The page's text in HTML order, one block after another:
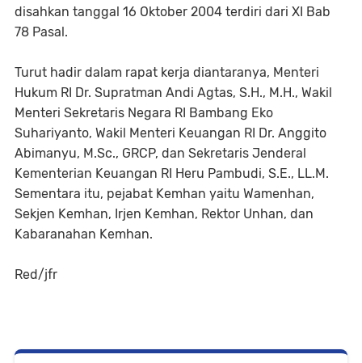
disahkan tanggal 16 Oktober 2004 terdiri dari XI Bab
78 Pasal.
Turut hadir dalam rapat kerja diantaranya, Menteri
Hukum RI Dr. Supratman Andi Agtas, S.H., M.H., Wakil
Menteri Sekretaris Negara RI Bambang Eko
Suhariyanto, Wakil Menteri Keuangan RI Dr. Anggito
Abimanyu, M.Sc., GRCP, dan Sekretaris Jenderal
Kementerian Keuangan RI Heru Pambudi, S.E., LL.M.
Sementara itu, pejabat Kemhan yaitu Wamenhan,
Sekjen Kemhan, Irjen Kemhan, Rektor Unhan, dan
Kabaranahan Kemhan.
Red/jfr